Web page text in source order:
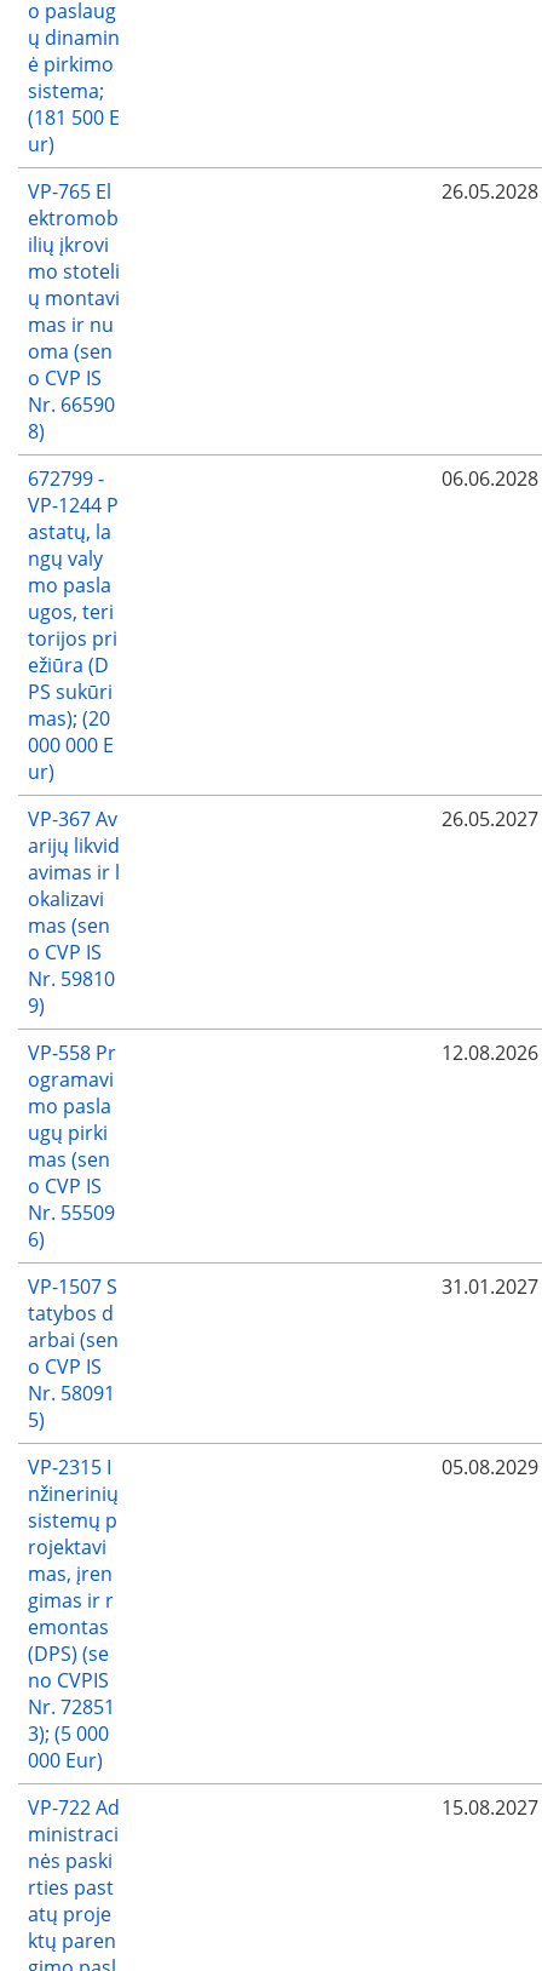
o paslaug
ų dinamin
ė pirkimo
sistema;
(181 500 E
ur)
VP-765 El
ektromob
ilių įkrovi
mo stoteli
ų montavi
mas ir nu
oma (sen
o CVP IS
Nr. 66590
8)
26.05.2028
672799 -
VP-1244 P
astatų, la
ngų valy
mo pasla
ugos, teri
torijos pri
ežiūra (D
PS sukūri
mas); (20
000 000 E
ur)
06.06.2028
VP-367 Av
arijų likvid
avimas ir l
okalizavi
mas (sen
o CVP IS
Nr. 59810
9)
26.05.2027
VP-558 Pr
ogramavi
mo pasla
ugų pirki
mas (sen
o CVP IS
Nr. 55509
6)
12.08.2026
VP-1507 S
tatybos d
arbai (sen
o CVP IS
Nr. 58091
5)
31.01.2027
VP-2315 I
nžinerinių
sistemų p
rojektavi
mas, įren
gimas ir r
emontas
(DPS) (se
no CVPIS
Nr. 72851
3); (5 000
000 Eur)
05.08.2029
VP-722 Ad
ministraci
nės paski
rties past
atų proje
ktų paren
15.08.2027